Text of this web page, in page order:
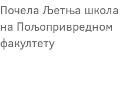
Почела Љетња школа
на Пољопривредном
факултету